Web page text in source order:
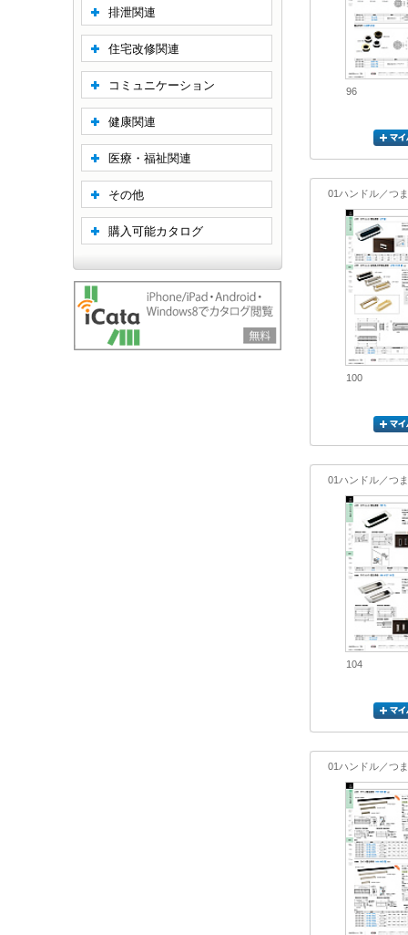
96
01ハンドル／つ
100
01ハンドル／つ
104
01ハンドル／つ
排泄関連
住宅改修関連
コミュニケーション
健康関連
医療・福祉関連
その他
購入可能カタログ